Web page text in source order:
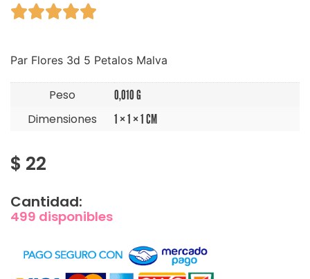

Par Flores 3d 5 Petalos Malva
Peso 0,010 G
Dimensiones 1 × 1 × 1 CM
$ 22
Cantidad:
499 disponibles